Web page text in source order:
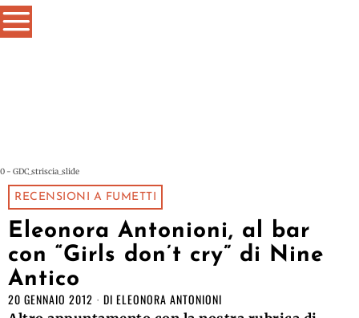
0 - GDC_striscia_slide
RECENSIONI A FUMETTI
Eleonora Antonioni, al bar
con “Girls don’t cry” di Nine
Antico
20 GENNAIO 2012 DI ELEONORA ANTONIONI